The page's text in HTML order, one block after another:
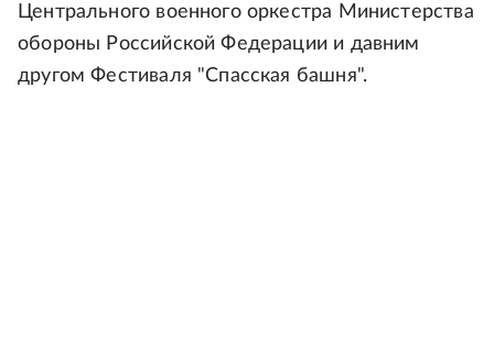
Центрального военного оркестра Министерства
обороны Российской Федерации и давним
другом Фестиваля "Спасская башня".